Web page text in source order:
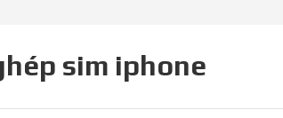
sim iphone